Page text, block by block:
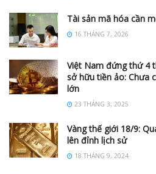
Tài sản mã hóa cần
16 THÁNG 7, 2026
Việt Nam đứng thứ 4
sở hữu tiền ảo: Chưa
lớn
23 THÁNG 3, 2025
Vàng thế giới 18/9:
lên đỉnh lịch sử
18 THÁNG 9, 2024